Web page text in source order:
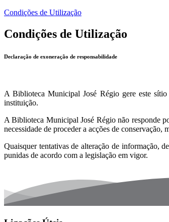
Condições de Utilização
Condições de Utilização
Declaração de exoneração de responsabilidade
A Biblioteca Municipal José Régio gere este
instituição.
A Biblioteca Municipal José Régio não responde
necessidade de proceder a acções de
Quaisquer tentativas de alteração de informação,
punidas de acordo com a legislação em vigor.